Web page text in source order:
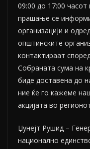
09:00 до 17:00
прашање се
организацији и
општинските
контактираат
Собраната сума на
биде доставена до
ние ќе го кажеме
акцијата во
Џунејт Рушид –
национално